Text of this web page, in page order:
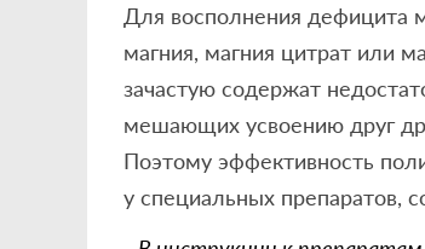
Для восполнения дефицита
магния, магния цитрат или
зачастую содержат
мешающих усвоению друг
Поэтому эффективность
у специальных препаратов,